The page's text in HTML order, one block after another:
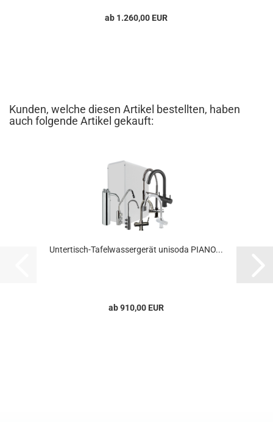
ab 1.260,00 EUR
Kunden, welche diesen Artikel bestellten, haben
auch folgende Artikel gekauft:
Untertisch-Tafelwassergerät unisoda PIANO...
ab 910,00 EUR